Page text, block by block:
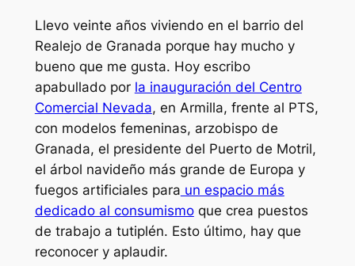
Llevo veinte años viviendo en el barrio del
Realejo de Granada porque hay mucho y
bueno que me gusta. Hoy escribo
apabullado por la inauguración del Centro
Comercial Nevada, en Armilla, frente al PTS,
con modelos femeninas, arzobispo de
Granada, el presidente del Puerto de Motril,
el árbol navideño más grande de Europa y
fuegos artificiales para un espacio más
dedicado al consumismoque crea puestos
de trabajo a tutiplén. Esto último, hay que
reconocer y aplaudir.